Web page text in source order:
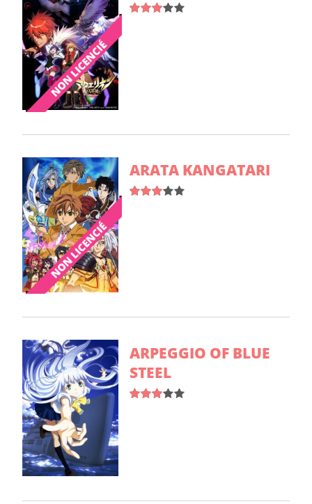
ARATA KANGATARI
ARPEGGIO OF BLUE
STEEL